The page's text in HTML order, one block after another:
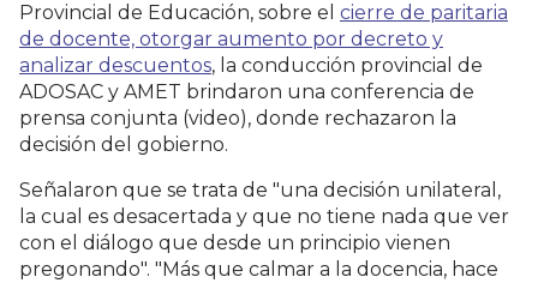
Provincial de Educación, sobre el cierre de paritaria
de docente, otorgar aumento por decreto y
analizar descuentos, la conducción provincial de
ADOSAC y AMET brindaron una conferencia de
prensa conjunta (video), donde rechazaron la
decisión del gobierno.
Señalaron que se trata de "una decisión unilateral,
la cual es desacertada y que no tiene nada que ver
con el diálogo que desde un principio vienen
pregonando". "Más que calmar a la docencia, hace